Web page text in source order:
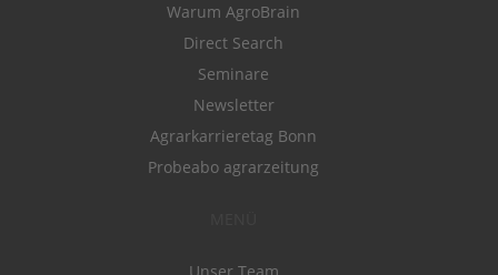
Warum AgroBrain
Direct Search
Seminare
Newsletter
Agrarkarrieretag Bonn
Probeabo agrarzeitung